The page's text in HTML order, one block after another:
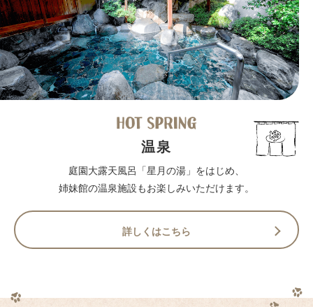
温泉
庭園大露天風呂「星月の湯」をはじめ、
姉妹館の温泉施設もお楽しみいただけます。
詳しくはこちら